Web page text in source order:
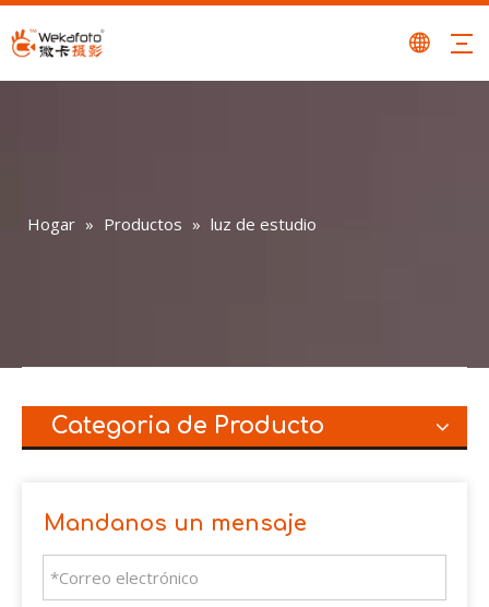
Hogar » Productos » luz de estudio
Categoria de Producto
Mandanos un mensaje